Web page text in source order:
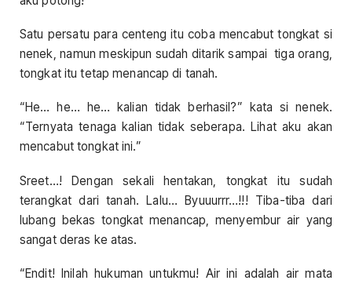
Satu persatu para centeng itu coba mencabut tongkat si
nenek, namun meskipun sudah ditarik sampai tiga orang,
tongkat itu tetap menancap di tanah.
“He… he… he… kalian tidak berhasil?” kata si nenek.
“Ternyata tenaga kalian tidak seberapa. Lihat aku akan
mencabut tongkat ini.”
Sreet…! Dengan sekali hentakan, tongkat itu sudah
terangkat dari tanah. Lalu… Byuuurrr…!!! Tiba-tiba dari
lubang bekas tongkat menancap, menyembur air yang
sangat deras ke atas.
“Endit! Inilah hukuman untukmu! Air ini adalah air mata